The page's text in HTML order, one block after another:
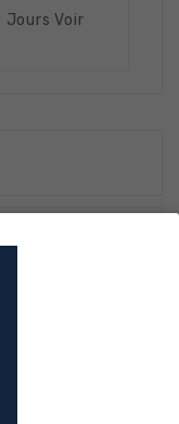
Jours Voir